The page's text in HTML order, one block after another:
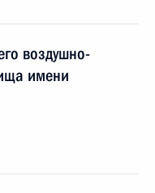
воздушно-
имени